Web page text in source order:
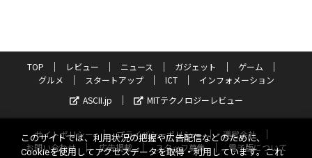
TOP レビュー ニュース ガジェット
ゲーム
グルメ
スタートアップ ICT
インフォメーション
ASCII.jp
MITテクノロジーレビュー
サイトポリシー プライバシーポリシー
運営会社
お問い合わせ
広告掲載 スタッフ募集
電子版について
このサイトでは、利用状況の把握や広告配信などのために、
Cookieを使用してアクセスデータを取得・利用しています。これ